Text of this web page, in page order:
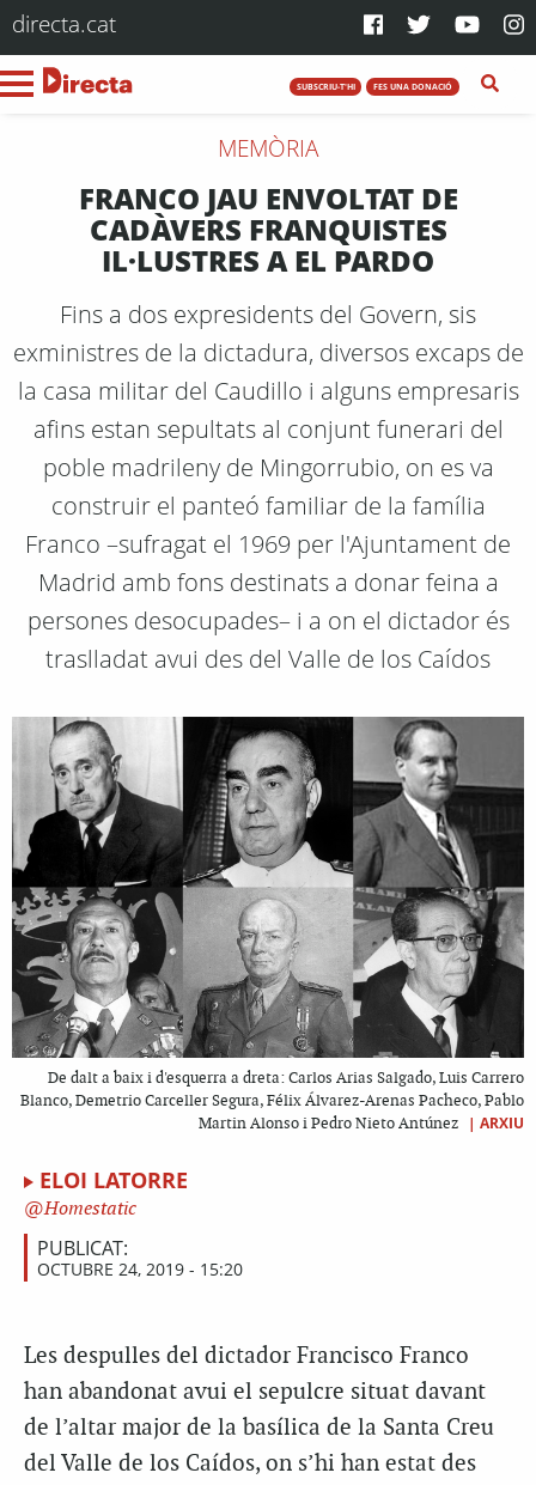
directa.cat
SUBSCRIU-T'HI FES UNA DONACIÓ
MEMÒRIA
FRANCO JAU ENVOLTAT DE
CADÀVERS FRANQUISTES
IL·LUSTRES A EL PARDO
Fins a dos expresidents del Govern, sis
exministres de la dictadura, diversos excaps de
la casa militar del Caudillo i alguns empresaris
afins estan sepultats al conjunt funerari del
poble madrileny de Mingorrubio, on es va
construir el panteó familiar de la família
Franco –sufragat el 1969 per l'Ajuntament de
Madrid amb fons destinats a donar feina a
persones desocupades– i a on el dictador és
traslladat avui des del Valle de los Caídos
De dalt a baix i d'esquerra a dreta: Carlos Arias Salgado, Luis Carrero
Blanco, Demetrio Carceller Segura, Félix Álvarez-Arenas Pacheco, Pablo
Martin Alonso i Pedro Nieto Antúnez
| ARXIU
ELOI LATORRE
Homestatic
PUBLICAT:
OCTUBRE 24, 2019 - 15:20
Les despulles del dictador Francisco Franco
han abandonat avui el sepulcre situat davant
de l’altar major de la basílica de la Santa Creu
del Valle de los Caídos, on s’hi han estat des